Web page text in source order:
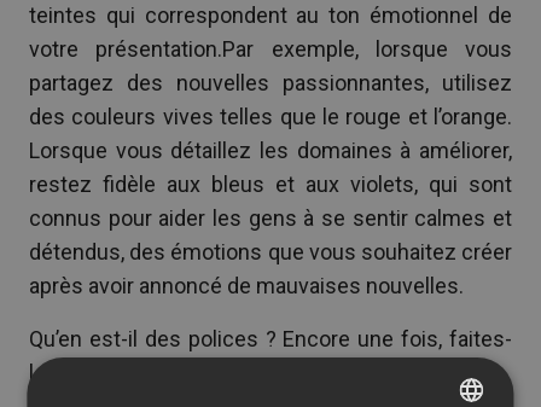
teintes qui correspondent au ton émotionnel de
votre présentation.Par exemple, lorsque vous
partagez des nouvelles passionnantes, utilisez
des couleurs vives telles que le rouge et l’orange.
Lorsque vous détaillez les domaines à améliorer,
restez fidèle aux bleus et aux violets, qui sont
connus pour aider les gens à se sentir calmes et
détendus, des émotions que vous souhaitez créer
après avoir annoncé de mauvaises nouvelles.
Qu’en est-il des polices ? Encore une fois, faites-
les correspondre à votre présentation.